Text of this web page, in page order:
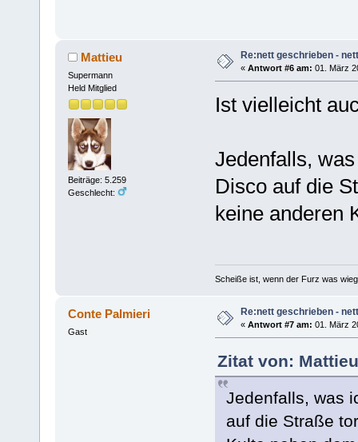
Mattieu
Supermann
Held Mitglied
Beiträge: 5.259
Geschlecht:
Re:nett geschrieben -
« Antwort #6 am: 01. März
Ist vielleicht
Jedenfalls,
Disco auf die
keine anderen
Scheiße ist, wenn der Furz was
Conte Palmieri
Gast
Re:nett geschrieben -
« Antwort #7 am: 01. März
Zitat von:
Jedenfalls, was
auf die Straße